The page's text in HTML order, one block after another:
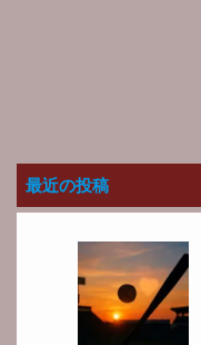
最近の投稿